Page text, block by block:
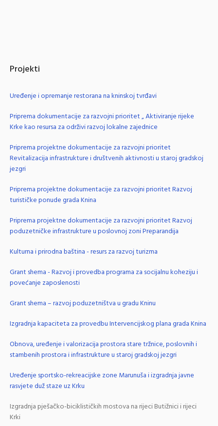
Projekti
Uređenje i opremanje restorana na kninskoj tvrđavi
Priprema dokumentacije za razvojni prioritet „ Aktiviranje rijeke
Krke kao resursa za održivi razvoj lokalne zajednice
Priprema projektne dokumentacije za razvojni prioritet
Revitalizacija infrastrukture i društvenih aktivnosti u staroj gradskoj
jezgri
Priprema projektne dokumentacije za razvojni prioritet Razvoj
turističke ponude grada Knina
Priprema projektne dokumentacije za razvojni prioritet Razvoj
poduzetničke infrastrukture u poslovnoj zoni Preparandija
Kulturna i prirodna baština - resurs za razvoj turizma
Grant shema - Razvoj i provedba programa za socijalnu koheziju i
povećanje zaposlenosti
Grant shema – razvoj poduzetništva u gradu Kninu
Izgradnja kapaciteta za provedbu Intervencijskog plana grada Knina
Obnova, uređenje i valorizacija prostora stare tržnice, poslovnih i
stambenih prostora i infrastrukture u staroj gradskoj jezgri
Uređenje sportsko-rekreacijske zone Marunuša i izgradnja javne
rasvjete duž staze uz Krku
Izgradnja pješačko-biciklističkih mostova na rijeci Butižnici i rijeci
Krki